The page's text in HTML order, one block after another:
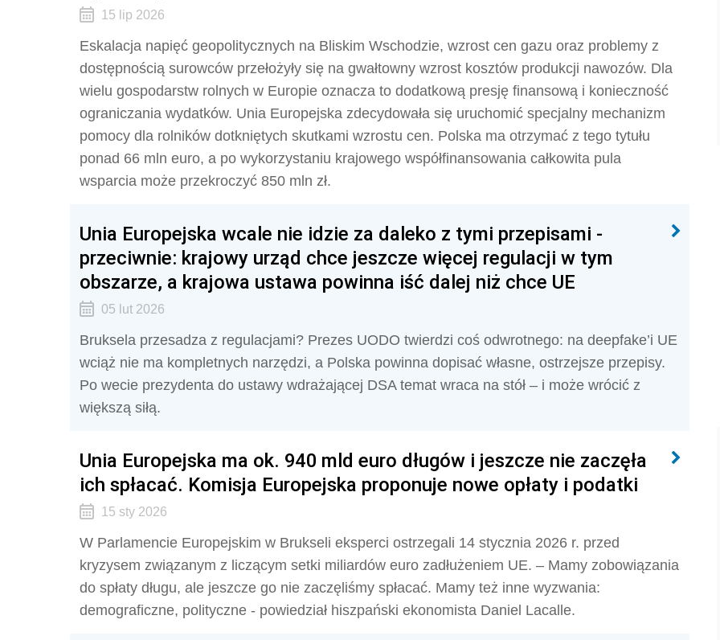
15 lip 2026
Eskalacja napięć geopolitycznych na Bliskim Wschodzie, wzrost cen gazu oraz problemy z
dostępnością surowców przełożyły się na gwałtowny wzrost kosztów produkcji nawozów. Dla
wielu gospodarstw rolnych w Europie oznacza to dodatkową presję finansową i konieczność
ograniczania wydatków. Unia Europejska zdecydowała się uruchomić specjalny mechanizm
pomocy dla rolników dotkniętych skutkami wzrostu cen. Polska ma otrzymać z tego tytułu
ponad 66 mln euro, a po wykorzystaniu krajowego współfinansowania całkowita pula
wsparcia może przekroczyć 850 mln zł.
Unia Europejska wcale nie idzie za daleko z tymi przepisami -
przeciwnie: krajowy urząd chce jeszcze więcej regulacji w tym
obszarze, a krajowa ustawa powinna iść dalej niż chce UE
05 lut 2026
Bruksela przesadza z regulacjami? Prezes UODO twierdzi coś odwrotnego: na deepfake’i UE
wciąż nie ma kompletnych narzędzi, a Polska powinna dopisać własne, ostrzejsze przepisy.
Po wecie prezydenta do ustawy wdrażającej DSA temat wraca na stół – i może wrócić z
większą siłą.
Unia Europejska ma ok. 940 mld euro długów i jeszcze nie zaczęła
ich spłacać. Komisja Europejska proponuje nowe opłaty i podatki
15 sty 2026
W Parlamencie Europejskim w Brukseli eksperci ostrzegali 14 stycznia 2026 r. przed
kryzysem związanym z liczącym setki miliardów euro zadłużeniem UE. – Mamy zobowiązania
do spłaty długu, ale jeszcze go nie zaczęliśmy spłacać. Mamy też inne wyzwania:
demograficzne, polityczne - powiedział hiszpański ekonomista Daniel Lacalle.